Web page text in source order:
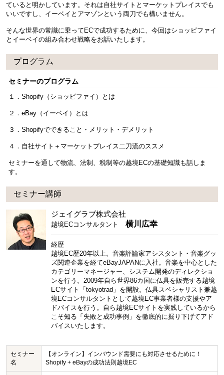
ていると明かしています。それは自社サイトとマーケットプレイスでも
いいですし、イーベイとアマゾンという両刀でも構いません。
そんな世界の常識に乗ってECで成功するために、今回はショッピファイ
とイーベイの組み合わせ戦略をお話いたします。
プログラム
セミナーのプログラム
１．Shopify（ショッピファイ）とは
２．eBay（イーベイ）とは
３．Shopifyでできること・メリット・デメリット
４．自社サイト＋マーケットプレイス二刀流のススメ
セミナーを通して物流、法制、税制等の越境ECの基礎知識も話しま
す。
セミナー講師
ジェイグラブ株式会社
越境ECコンサルタント 横川広幸
経歴
越境EC歴20年以上。音楽評論家アシスタント・音楽グッ
ズ関連企業を経てeBayJAPANに入社。音楽を中心とした
カテゴリーマネージャー、システム開発のディレクショ
ンを行う。2009年自ら世界86カ国に仏具を販売する越境
ECサイト「tokyotrad」を開設。仏具スペシャリスト兼越
境ECコンサルタントとして越境EC事業者様の支援やア
ドバイスを行う。自ら越境ECサイトを実践しているから
こそ知る「失敗と成功事例」を徹底的に掘り下げてアド
バイスいたします。
セミナー
名
【オンライン】インバウンド需要にも対応させるために！
Shopify + eBayの成功法則越境EC